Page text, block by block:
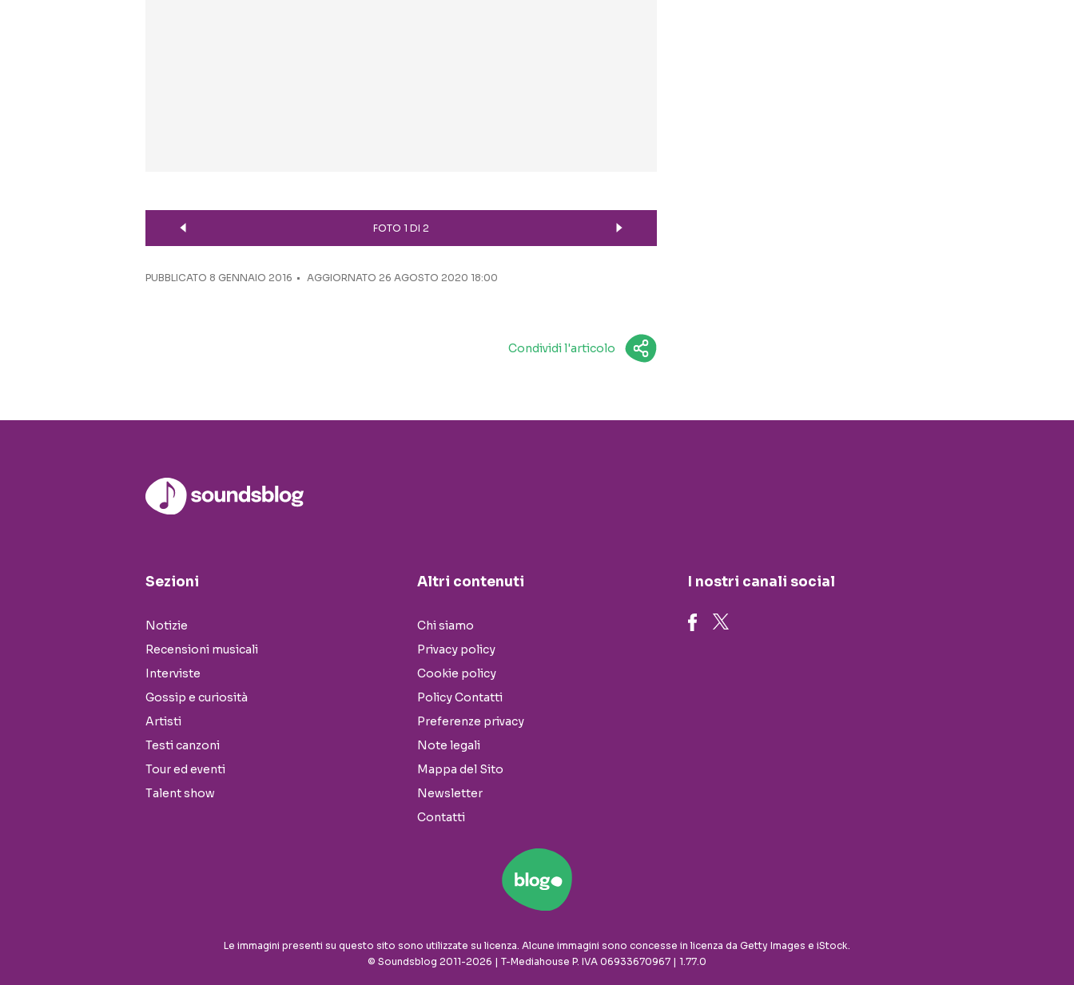
FOTO 1 DI 2
PUBBLICATO 8 GENNAIO 2016 AGGIORNATO 26 AGOSTO 2020 18:00
Condividi l'articolo
Sezioni
Notizie
Recensioni musicali
Interviste
Gossip e curiosità
Artisti
Testi canzoni
Tour ed eventi
Talent show
Altri contenuti
Chi siamo
Privacy policy
Cookie policy
Policy Contatti
Preferenze privacy
Note legali
Mappa del Sito
Newsletter
Contatti
I nostri canali social
Le immagini presenti su questo sito sono utilizzate su licenza. Alcune immagini sono concesse in licenza da Getty Images e iStock.
© Soundsblog 2011-2026 | T-Mediahouse P. IVA 06933670967 | 1.77.0